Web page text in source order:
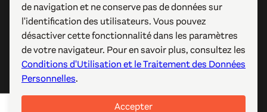
À PROPOS DE CE SITE WEB
LIENS UTILES
SUIVEZ-NOUS
de navigation et ne conserve pas de données sur
l'identification des utilisateurs. Vous pouvez
désactiver cette fonctionnalité dans les paramètres
de votre navigateur. Pour en savoir plus, consultez les
Conditions d'Utilisation et le Traitement des Données
Personnelles.
Accepter